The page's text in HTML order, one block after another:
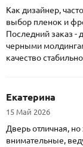
Как дизайнер,
выбор пленок и
Последний заказ -
черными
качество
Екатерина
15 Май 2026
Дверь отличная,
внимательные,